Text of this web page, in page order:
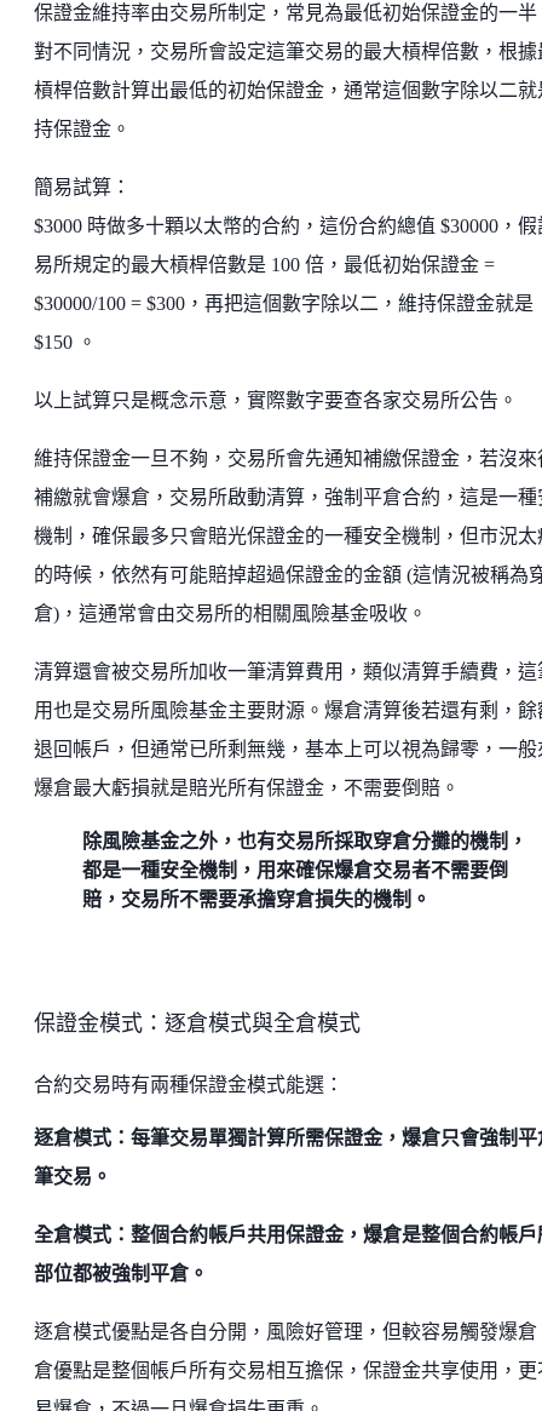
保證金維持率由交易所制定，常見為最低初始保證金的一半
對不同情況，交易所會設定這筆交易的最大槓桿倍數，根據
槓桿倍數計算出最低的初始保證金，通常這個數字除以二就
持保證金。
簡易試算：
$3000 時做多十顆以太幣的合約，這份合約總值 $30000，假
易所規定的最大槓桿倍數是 100 倍，最低初始保證金 =
$30000/100 = $300，再把這個數字除以二，維持保證金就是
$150 。
以上試算只是概念示意，實際數字要查各家交易所公告。
維持保證金一旦不夠，交易所會先通知補繳保證金，若沒來
補繳就會爆倉，交易所啟動清算，強制平倉合約，這是一種
機制，確保最多只會賠光保證金的一種安全機制，但市況太
的時候，依然有可能賠掉超過保證金的金額 (這情況被稱為
倉)，這通常會由交易所的相關風險基金吸收。
清算還會被交易所加收一筆清算費用，類似清算手續費，這
用也是交易所風險基金主要財源。爆倉清算後若還有剩，餘
退回帳戶，但通常已所剩無幾，基本上可以視為歸零，一般
爆倉最大虧損就是賠光所有保證金，不需要倒賠。
除風險基金之外，也有交易所採取穿倉分攤的機制，
都是一種安全機制，用來確保爆倉交易者不需要倒
賠，交易所不需要承擔穿倉損失的機制。
保證金模式：逐倉模式與全倉模式
合約交易時有兩種保證金模式能選：
逐倉模式：每筆交易單獨計算所需保證金，爆倉只會強制平
筆交易。
全倉模式：整個合約帳戶共用保證金，爆倉是整個合約帳戶
部位都被強制平倉。
逐倉模式優點是各自分開，風險好管理，但較容易觸發爆倉
倉優點是整個帳戶所有交易相互擔保，保證金共享使用，更